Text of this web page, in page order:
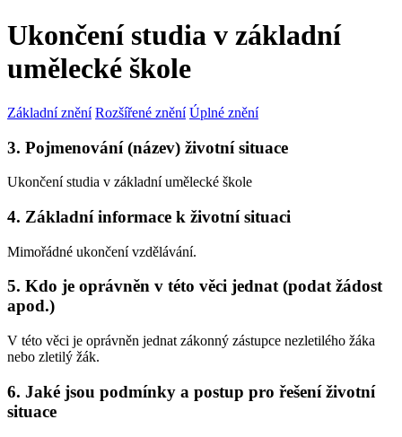
Ukončení studia v základní
umělecké škole
Základní znění Rozšířené znění Úplné znění
3. Pojmenování (název) životní situace
Ukončení studia v základní umělecké škole
4. Základní informace k životní situaci
Mimořádné ukončení vzdělávání.
5. Kdo je oprávněn v této věci jednat (podat žádost
apod.)
V této věci je oprávněn jednat zákonný zástupce nezletilého žáka
nebo zletilý žák.
6. Jaké jsou podmínky a postup pro řešení životní
situace